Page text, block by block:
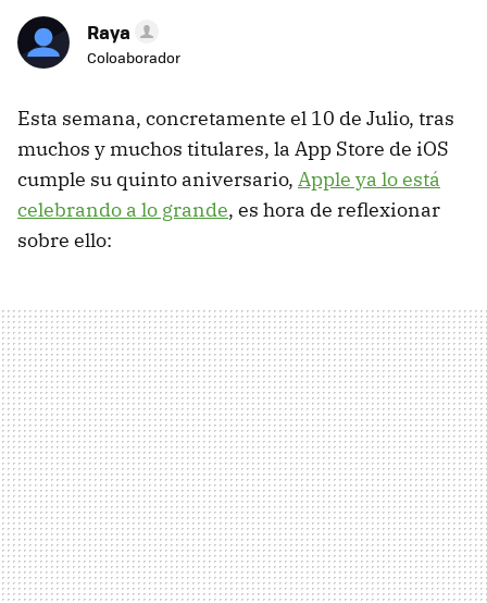
Raya
Coloaborador
Esta semana, concretamente el 10 de Julio, tras
muchos y muchos titulares, la App Store de iOS
cumple su quinto aniversario, Apple ya lo está
celebrando a lo grande, es hora de reflexionar
sobre ello: